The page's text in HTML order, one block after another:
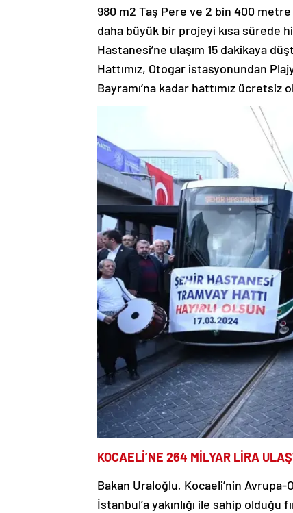
980 m2 Taş Pere ve 2 bin 400
daha büyük bir projeyi kısa sürede
Hastanesi’ne ulaşım 15 dakikaya
Hattımız, Otogar istasyonundan
Bayramı’na kadar hattımız ücretsiz
KOCAELİ’NE 264 MİLYAR LİRA
Bakan Uraloğlu, Kocaeli’nin
İstanbul’a yakınlığı ile sahip